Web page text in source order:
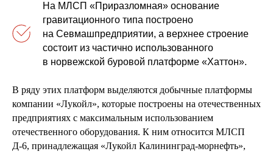
На МЛСП «Приразломная» основание
гравитационного типа построено
на Севмашпредприятии, а верхнее строение
состоит из частично использованного
в норвежской буровой платформе «Хаттон».
В ряду этих платформ выделяются добычные платформы
компании «Лукойл», которые построены на отечественных
предприятиях с максимальным использованием
отечественного оборудования. К ним относится МЛСП
Д-6, принадлежащая «Лукойл Калининград-морнефть»,